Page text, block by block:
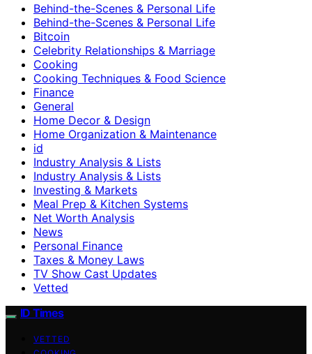
Behind-the-Scenes & Personal Life
Behind-the-Scenes & Personal Life
Bitcoin
Celebrity Relationships & Marriage
Cooking
Cooking Techniques & Food Science
Finance
General
Home Decor & Design
Home Organization & Maintenance
id
Industry Analysis & Lists
Industry Analysis & Lists
Investing & Markets
Meal Prep & Kitchen Systems
Net Worth Analysis
News
Personal Finance
Taxes & Money Laws
TV Show Cast Updates
Vetted
ID Times
VETTED